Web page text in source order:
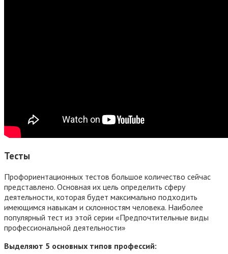
Тесты
Профориентационных тестов большое количество сейчас
представлено. Основная их цель определить сферу
деятельности, которая будет максимально подходить
имеющимся навыкам и склонностям человека. Наиболее
популярный тест из этой серии «Предпочтительные виды
профессиональной деятельности»
Выделяют 5 основных типов профессий: